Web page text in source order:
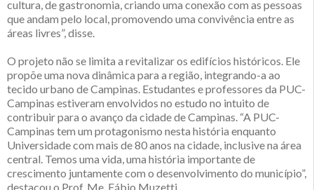
cultura, de gastronomia, criando uma conexão com as pessoas
que andam pelo local, promovendo uma convivência entre as
áreas livres”, disse.
O projeto não se limita a revitalizar os edifícios históricos. Ele
propõe uma nova dinâmica para a região, integrando-a ao
tecido urbano de Campinas. Estudantes e professores da PUC-
Campinas estiveram envolvidos no estudo no intuito de
contribuir para o avanço da cidade de Campinas. “A PUC-
Campinas tem um protagonismo nesta história enquanto
Universidade com mais de 80 anos na cidade, inclusive na área
central. Temos uma vida, uma história importante de
crescimento juntamente com o desenvolvimento do município”,
destacou o Prof. Me. Fábio Muzetti.